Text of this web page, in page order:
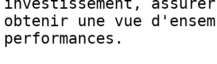
obtenir une vue
performances.